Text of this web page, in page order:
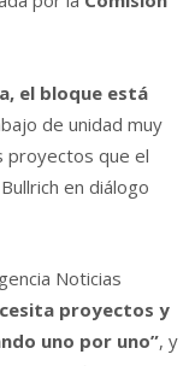
el bloque está
de unidad muy
proyectos que el
en diálogo
Noticias
proyectos y
uno por uno”, y